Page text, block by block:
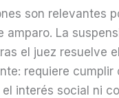
son relevantes
amparo. La
el juez resuelve
requiere
interés social ni